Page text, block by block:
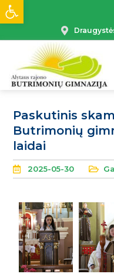
Paskutinis
Butrimonių
laidai
2025-05-30